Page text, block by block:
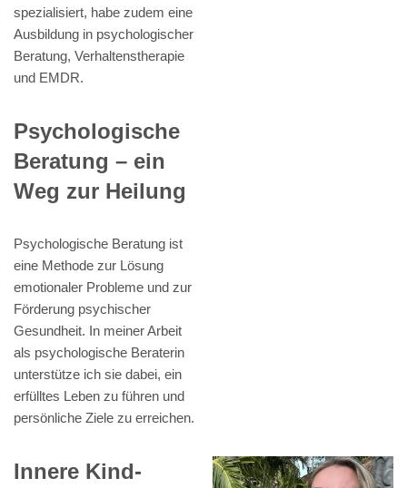
spezialisiert, habe zudem eine
Ausbildung in psychologischer
Beratung, Verhaltenstherapie
und EMDR.
Psychologische
Beratung – ein
Weg zur Heilung
Psychologische Beratung ist
eine Methode zur Lösung
emotionaler Probleme und zur
Förderung psychischer
Gesundheit. In meiner Arbeit
als psychologische Beraterin
unterstütze ich sie dabei, ein
erfülltes Leben zu führen und
persönliche Ziele zu erreichen.
Innere Kind-